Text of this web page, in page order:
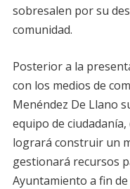
sobresalen por su
comunidad.
Posterior a la
con los medios de
Menéndez De Llano
equipo de
logrará construir un
gestionará recursos
Ayuntamiento a fin